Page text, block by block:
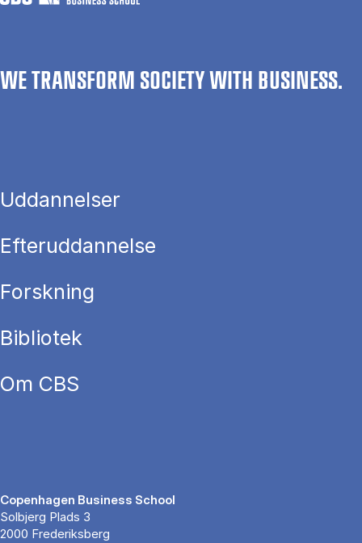
WE TRANSFORM SOCIETY WITH BUSINESS.
Uddannelser
Efteruddannelse
Forskning
Bibliotek
Om CBS
Copenhagen Business School
Solbjerg Plads 3
2000 Frederiksberg